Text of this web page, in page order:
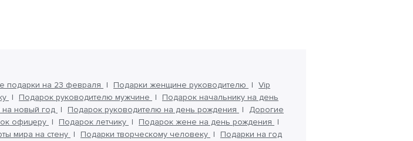
подарки на 23 февраля Подарки женщине руководителю
Vip
Подарок руководителю мужчине
Подарок начальнику на день
новый год Подарок руководителю на день рождения
Дорогие
офицеру Подарок летчику
Подарок жене на день рождения
мира на стену Подарки творческому человеку
Подарки на год